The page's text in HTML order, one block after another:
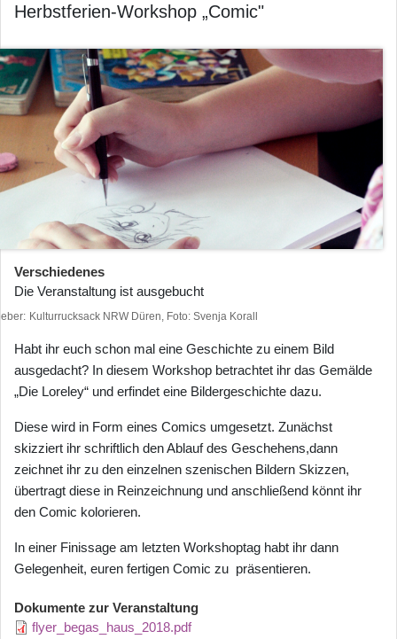
Herbstferien-Workshop „Comic"
Verschiedenes
Die Veranstaltung ist ausgebucht
Kulturrucksack NRW Düren, Foto: Svenja Korall
Habt ihr euch schon mal eine Geschichte zu einem Bild
ausgedacht? In diesem Workshop betrachtet ihr das Gemälde
„Die Loreley“ und erfindet eine Bildergeschichte dazu.
Diese wird in Form eines Comics umgesetzt. Zunächst
skizziert ihr schriftlich den Ablauf des Geschehens,dann
zeichnet ihr zu den einzelnen szenischen Bildern Skizzen,
übertragt diese in Reinzeichnung und anschließend könnt ihr
den Comic kolorieren.
In einer Finissage am letzten Workshoptag habt ihr dann
Gelegenheit, euren fertigen Comic zu präsentieren.
Dokumente zur Veranstaltung
flyer_begas_haus_2018.pdf